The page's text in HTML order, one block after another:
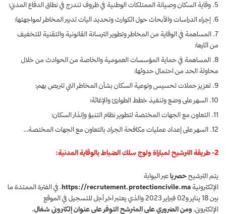
وقاية السكان وصيانة الممتلكات الوطنية في ظروف تندرج في نطاق الدفاع المدني؛
إجراء الدراسات والأبحاث حول الكوارث وتحديد آليات تدبير المخاطر لمواجهتها؛
المساهمة في الوقاية من المخاطر وتطوير الترسانة القانونية والتقنية للتخفيف
من آثارها؛
المساهمة في حماية المؤسسات العمومية والخاصة من الحوادث من خلال
محاولة الحد من احتمال حدوثها؛
تعزيز حملات تحسيس وتوعية السكان بشأن المخاطر التي تتربص بهم؛
السهر على وضع وتنفيذ خطط الطوارئ والإغاثة؛
التعاون مع الجهات المختصة لتطوير نظام التنبؤ وإنذار السكان؛
السهر على إعداد عمليات مكافحة الجراد بالتعاون مع الجهات المختصة…
2- طريقة الترشيح لمباراة ولوج سلك الضباط بالوقاية المدنية:
يتم الترشيححصرياعبر البوابة
الإلكترونيةhttps://recrutement.protectioncivile.ma، في الفترة الممتدة ما
بين 18 يناير و02 فبراير 2023 والذي يعتبر آخر أجل للتسجيل في الموقع
الإلكتروني،ومن الضروري على المترشح التوفر على عنوان إلكتروني شغال.